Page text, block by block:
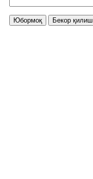
Юбормоқ Бекор қилиш